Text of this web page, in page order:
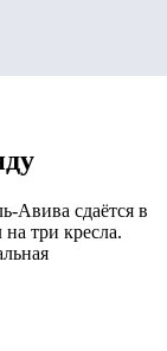
Авива сдаётся в
три кресла.